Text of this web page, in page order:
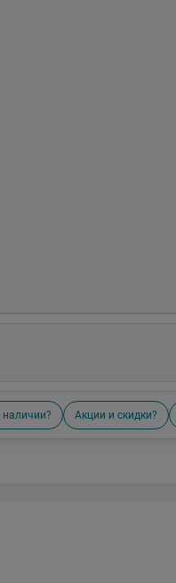
наличии? Акции и скидки?